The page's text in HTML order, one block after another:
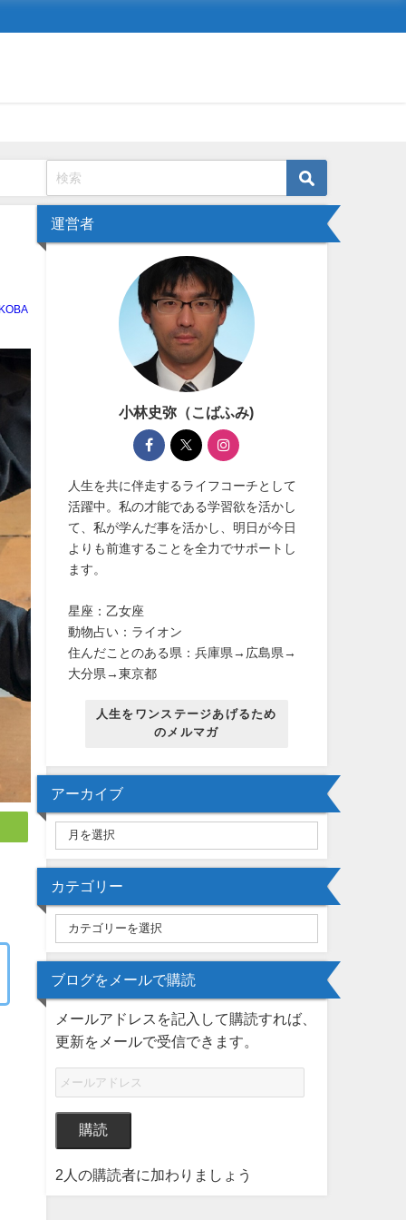
KOBA
運営者
小林史弥（こばふみ)
人生を共に伴走するライフコーチとして
活躍中。私の才能である学習欲を活かし
て、私が学んだ事を活かし、明日が今日
よりも前進することを全力でサポートし
ます。
星座：乙女座
動物占い：ライオン
住んだことのある県：兵庫県→広島県→
大分県→東京都
人生をワンステージあげるため
のメルマガ
アーカイブ
カテゴリー
ブログをメールで購読
メールアドレスを記入して購読すれば、
更新をメールで受信できます。
購読
2人の購読者に加わりましょう